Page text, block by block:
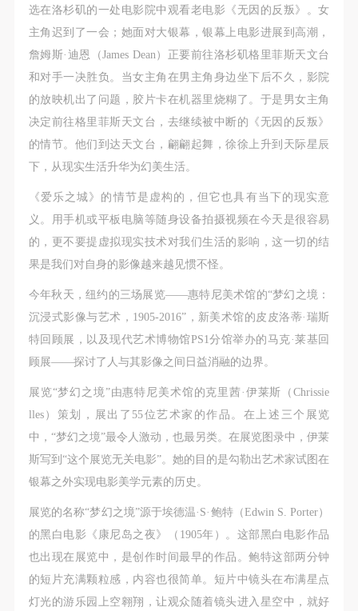
选在洛杉矶的一处电影院中观看老电影《无因的反叛》。女
主角迟到了一会；她面对大银幕，银幕上电影进展到高潮，
詹姆斯·迪恩（James Dean）正要前往洛杉矶格里菲斯天文台
和对手一决胜负。当女主角在男主角身边坐下后不久，影院
的放映机出了问题，胶片卡在机器里烧糊了。于是男女主角
决定前往格里菲斯天文台，去继续被中断的《无因的反叛》
的情节。他们到达天文台，翩翩起舞，徐徐上升到天际星辰
下，从现实生活升华为幻美生活。
《爱乐之城》的情节是虚构的，但它也具有当下的现实意
义。用手机或平板电脑等随身设备拍摄视频在今天是很容易
的，更不要提虚拟现实技术对我们生活的影响，这一切的结
果是我们对自身的影像越来越见惯不怪。
今年秋天，纽约的三场展览——惠特尼美术馆的“梦幻之境：
沉浸式影像与艺术，1905-2016”，新美术馆的皮皮洛蒂·瑞斯
特回顾展，以及现代艺术博物馆PS1分馆举办的马克·莱基回
顾展——探讨了人与其影像之间日益消融的边界。
展览“梦幻之境”由惠特尼美术馆的克里茜·伊莱斯（Chrissie
lles）策划，展出了55位艺术家的作品。在上述三个展览
中，“梦幻之境”最令人激动，也最另类。在展览图录中，伊莱
斯写到“这个展览无关电影”。她的目的是勾勒出艺术家试图在
银幕之外实现电影美学元素的历史。
展览的名称“梦幻之境”源于埃德温·S·鲍特（Edwin S. Porter）
的黑白电影《康尼岛之夜》（1905年）。这部黑白电影作品
也出现在展览中，是创作时间最早的作品。鲍特这部两分钟
的短片充满颗粒感，内容也很简单。短片中镜头在布满星点
灯光的游乐园上空翱翔，让观众随着镜头进入星空中，就好
验证码
登录
可使用雅昌艺术网会员账户登录